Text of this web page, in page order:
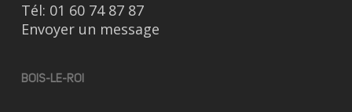
Tél: 01 60 74 87 87
Envoyer un message
BOIS-LE-ROI